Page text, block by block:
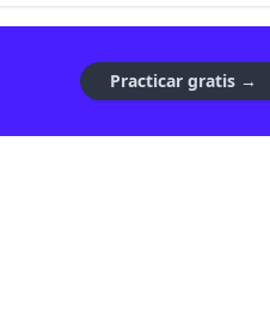
Practicar gratis →